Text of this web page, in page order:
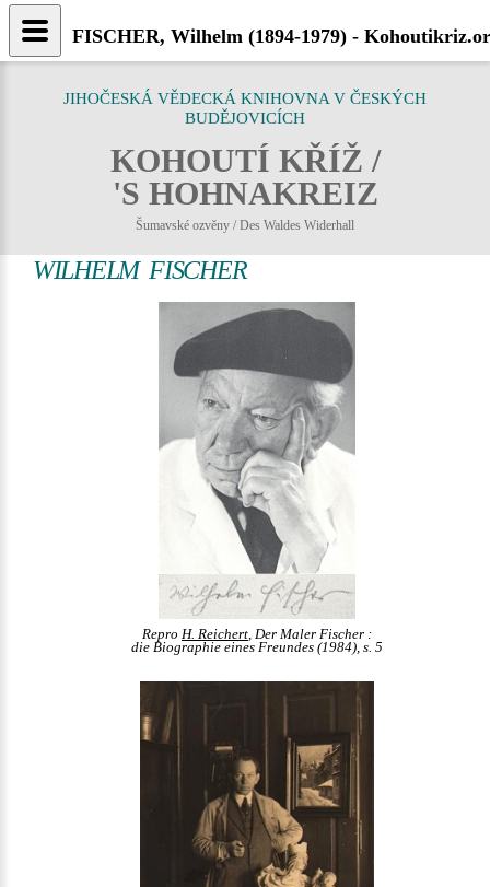
JIHOČESKÁ VĚDECKÁ KNIHOVNA V ČESKÝCH
BUDĚJOVICÍCH
KOHOUTÍ KŘÍŽ /
'S HOHNAKREIZ
Šumavské ozvěny / Des Waldes Widerhall
WILHELM FISCHER
Repro H. Reichert, Der Maler Fischer :
die Biographie eines Freundes (1984), s. 5
FISCHER, Wilhelm (1894-1979) -